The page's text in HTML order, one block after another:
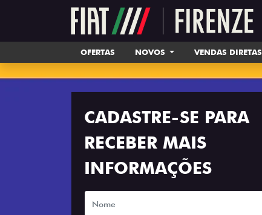
OFERTAS NOVOS VENDAS DIRETAS
CADASTRE-SE PARA
RECEBER MAIS
INFORMAÇÕES